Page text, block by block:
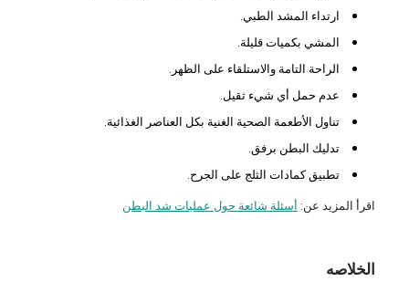
ارتداء المشد الطبي.
المشي بكميات قليلة.
الراحة التامة والاستلقاء على الظهر.
عدم حمل أي شيء ثقيل.
تناول الأطعمة الصحية الغنية بكل العناصر الغذائية.
تدليك البطن برفق.
تطبيق كمادات الثلج على الجرح.
اقرأ المزيد عن: أسئلة شائعة حول عمليات شد البطن
الخلاصه